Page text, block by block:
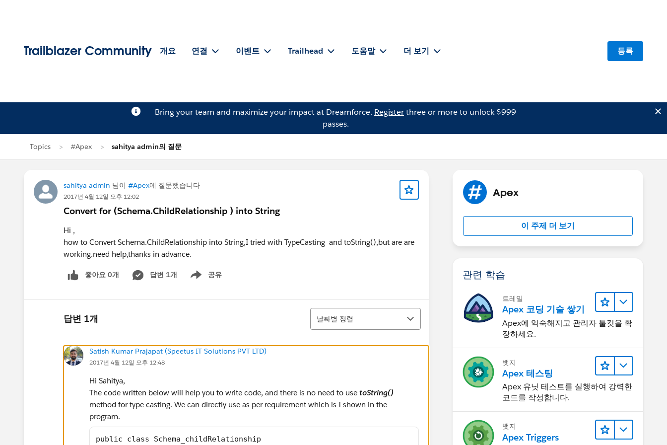
Trailblazer Community 개요 연결 이벤트 Trailhead 도움말 더 보기 등록
Bring your team and maximize your impact at Dreamforce. Registerthree or more to unlock $999
passes.
Topics #Apex sahitya admin의 질문
sahitya admin 님이 #Apex에 질문했습니다
2017년 4월 12일 오후 12:02
Convert for (Schema.ChildRelationship ) into String
Hi ,
how to Convert Schema.ChildRelationship into String,I tried with TypeCasting and toString(),but are are
working.need help,thanks in advance.
좋아요 0개 답변 1개 공유
Show menu
답변 1개
정렬
날짜별 정렬
Satish Kumar Prajapat (Speetus IT Solutions PVT LTD)
2017년 4월 12일 오후 12:48
Hi Sahitya,
The code written below will help you to write code, and there is no need to use toString()
method for type casting. We can directly use as per requirement which is I shown in the
program.
public class Schema_childRelationship
Apex
이 주제 더 보기
관련 학습
트레일
Apex 코딩 기술 쌓기
Apex에 익숙해지고 관리자 툴킷을 확
장하세요.
뱃지
Apex 테스팅
Apex 유닛 테스트를 실행하여 강력한
코드를 작성합니다.
뱃지
Apex Triggers